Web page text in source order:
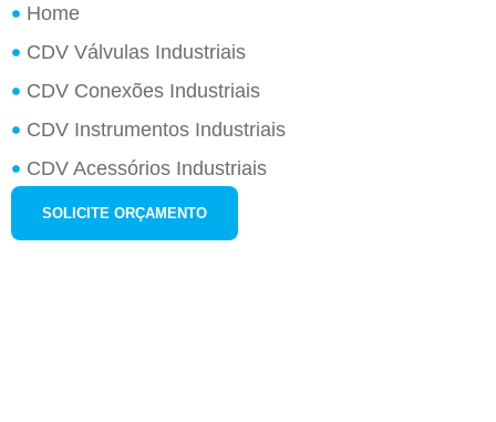
Home
CDV Válvulas Industriais
CDV Conexões Industriais
CDV Instrumentos Industriais
CDV Acessórios Industriais
SOLICITE ORÇAMENTO